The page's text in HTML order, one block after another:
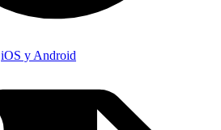
iOS y Android